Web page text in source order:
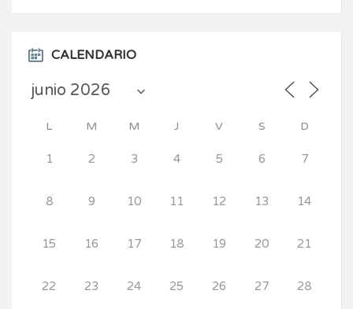
CALENDARIO
L M M J V S D
1 2 3 4 5 6 7
8 9 10 11 12 13 14
15 16 17 18 19 20 21
22 23 24 25 26 27 28